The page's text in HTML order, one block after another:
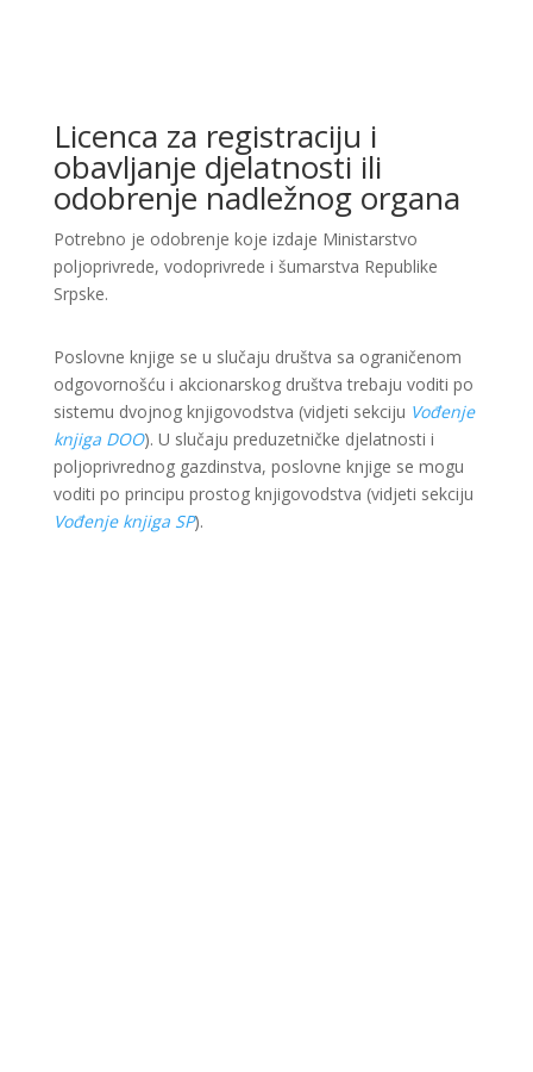
Licenca za registraciju i
obavljanje djelatnosti ili
odobrenje nadležnog organa
Potrebno je odobrenje koje izdaje Ministarstvo
poljoprivrede, vodoprivrede i šumarstva Republike
Srpske.
Poslovne knjige se u slučaju društva sa ograničenom
odgovornošću i akcionarskog društva trebaju voditi po
sistemu dvojnog knjigovodstva (vidjeti sekciju Vođenje
knjiga DOO). U slučaju preduzetničke djelatnosti i
poljoprivrednog gazdinstva, poslovne knjige se mogu
voditi po principu prostog knjigovodstva (vidjeti sekciju
Vođenje knjiga SP).